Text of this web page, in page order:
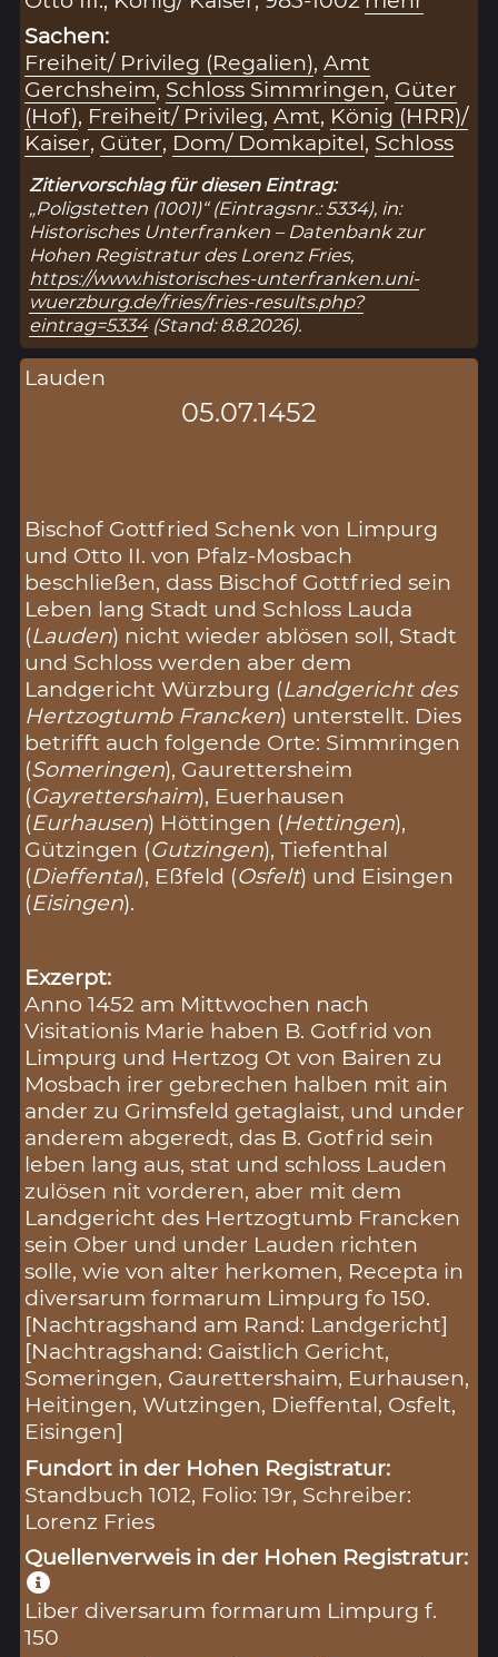
Sachen:
Freiheit/ Privileg (Regalien),Amt
Gerchsheim, Schloss Simmringen, Güter
(Hof), Freiheit/ Privileg,Amt, König (HRR)/
Kaiser, Güter, Dom/ Domkapitel, Schloss
Zitiervorschlag für diesen Eintrag:
„Poligstetten (1001)“ (Eintragsnr.: 5334), in:
Historisches Unterfranken – Datenbank zur
Hohen Registratur des Lorenz Fries,
https://www.historisches-unterfranken.uni-
wuerzburg.de/fries/fries-results.php?
eintrag=5334(Stand: 8.8.2026).
Lauden
05.07.1452
Bischof Gottfried Schenk von Limpurg
und Otto II. von Pfalz-Mosbach
beschließen, dass Bischof Gottfried sein
Leben lang Stadt und Schloss Lauda
(Lauden) nicht wieder ablösen soll, Stadt
und Schloss werden aber dem
Landgericht Würzburg (Landgericht des
Hertzogtumb Francken) unterstellt. Dies
betrifft auch folgende Orte: Simmringen
(Someringen), Gaurettersheim
(Gayrettershaim), Euerhausen
(Eurhausen) Höttingen (Hettingen),
Gützingen (Gutzingen), Tiefenthal
(Dieffental), Eßfeld (Osfelt) und Eisingen
(Eisingen).
Exzerpt:
Anno 1452 am Mittwochen nach
Visitationis Marie haben B. Gotfrid von
Limpurg und Hertzog Ot von Bairen zu
Mosbach irer gebrechen halben mit ain
ander zu Grimsfeld getaglaist, und under
anderem abgeredt, das B. Gotfrid sein
leben lang aus, stat und schloss Lauden
zulösen nit vorderen, aber mit dem
Landgericht des Hertzogtumb Francken
sein Ober und under Lauden richten
solle, wie von alter herkomen, Recepta in
diversarum formarum Limpurg fo 150.
[Nachtragshand am Rand: Landgericht]
[Nachtragshand: Gaistlich Gericht,
Someringen, Gaurettershaim, Eurhausen,
Heitingen, Wutzingen, Dieffental, Osfelt,
Eisingen]
Fundort in der Hohen Registratur:
Standbuch 1012, Folio: 19r, Schreiber:
Lorenz Fries
Quellenverweis in der Hohen Registratur:
Liber diversarum formarum Limpurg f.
150